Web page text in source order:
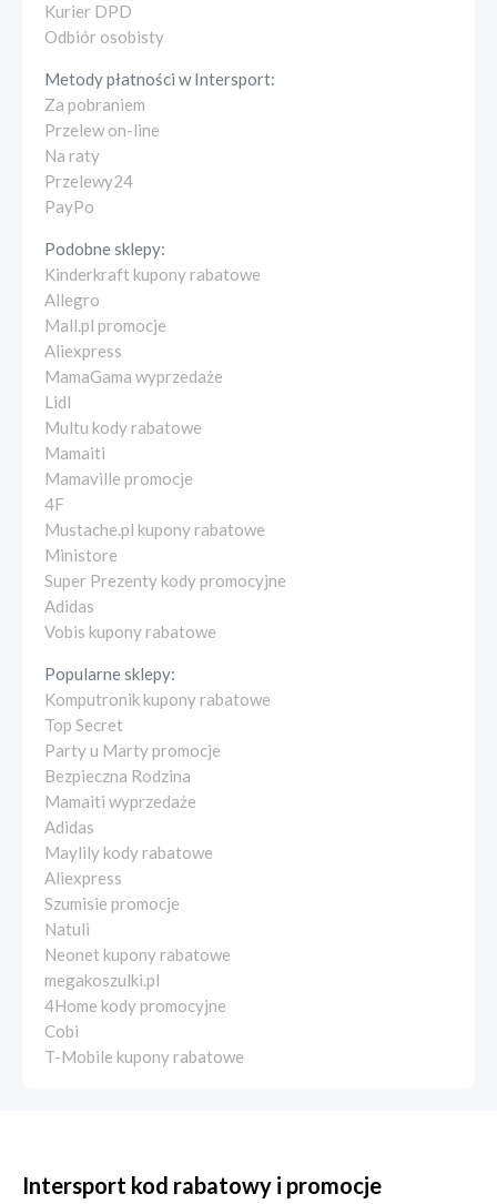
Kurier DPD
Odbiór osobisty
Metody płatności wIntersport:
Za pobraniem
Przelew on-line
Na raty
Przelewy24
PayPo
Podobne sklepy:
Kinderkraft kupony rabatowe
Allegro
Mall.pl promocje
Aliexpress
MamaGama wyprzedaże
Lidl
Multu kody rabatowe
Mamaiti
Mamaville promocje
4F
Mustache.pl kupony rabatowe
Ministore
Super Prezenty kody promocyjne
Adidas
Vobis kupony rabatowe
Popularne sklepy:
Komputronik kupony rabatowe
Top Secret
Party u Marty promocje
Bezpieczna Rodzina
Mamaiti wyprzedaże
Adidas
Maylily kody rabatowe
Aliexpress
Szumisie promocje
Natuli
Neonet kupony rabatowe
megakoszulki.pl
4Home kody promocyjne
Cobi
T-Mobile kupony rabatowe
Intersport kod rabatowy i promocje